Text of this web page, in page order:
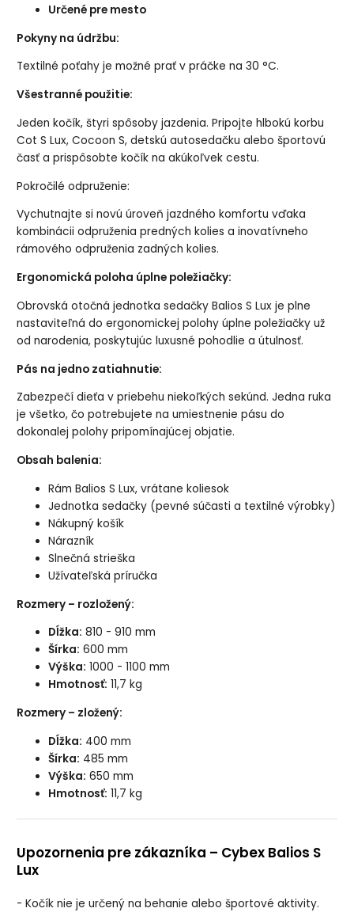
Určené pre mesto
Pokyny na údržbu:
Textilné poťahy je možné prať v práčke na 30 °C.
Všestranné použitie:
Jeden kočík, štyri spôsoby jazdenia. Pripojte hlbokú korbu
Cot S Lux, Cocoon S, detskú autosedačku alebo športovú
časť a prispôsobte kočík na akúkoľvek cestu.
Pokročilé odpruženie:
Vychutnajte si novú úroveň jazdného komfortu vďaka
kombinácii odpruženia predných kolies a inovatívneho
rámového odpruženia zadných kolies.
Ergonomická poloha úplne poležiačky:
Obrovská otočná jednotka sedačky Balios S Lux je plne
nastaviteľná do ergonomickej polohy úplne poležiačky už
od narodenia, poskytujúc luxusné pohodlie a útulnosť.
Pás na jedno zatiahnutie:
Zabezpečí dieťa v priebehu niekoľkých sekúnd. Jedna ruka
je všetko, čo potrebujete na umiestnenie pásu do
dokonalej polohy pripomínajúcej objatie.
Obsah balenia:
Rám Balios S Lux, vrátane koliesok
Jednotka sedačky (pevné súčasti a textilné výrobky)
Nákupný košík
Nárazník
Slnečná strieška
Užívateľská príručka
Rozmery – rozložený:
Dĺžka: 810 - 910 mm
Šírka: 600 mm
Výška: 1000 - 1100 mm
Hmotnosť: 11,7 kg
Rozmery – zložený:
Dĺžka: 400 mm
Šírka: 485 mm
Výška: 650 mm
Hmotnosť: 11,7 kg
Upozornenia pre zákazníka – Cybex Balios S
Lux
- Kočík nie je určený na behanie alebo športové aktivity.